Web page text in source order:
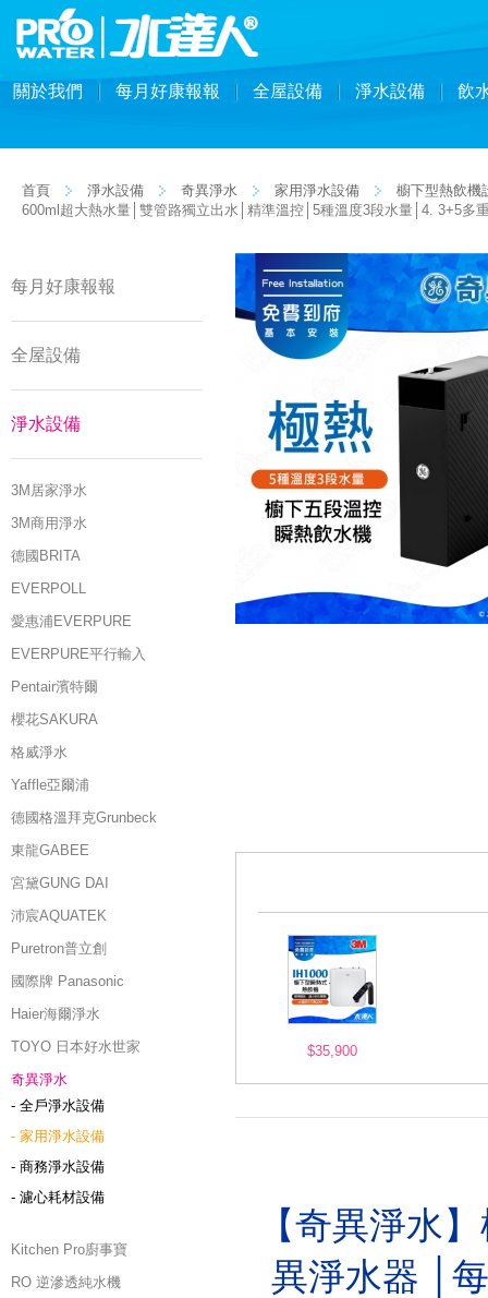
關於我們 每月好康報報 全屋設備 淨水設備 飲
首頁 淨水設備 奇異淨水 家用淨水設備
櫥下型熱飲機
600ml超大熱水量│雙管路獨立出水│精準溫控│5種溫度3段水量│4. 3+5多
每月好康報報
全屋設備
淨水設備
3M居家淨水
3M商用淨水
德國BRITA
EVERPOLL
愛惠浦EVERPURE
EVERPURE平行輸入
Pentair濱特爾
櫻花SAKURA
格威淨水
Yaffle亞爾浦
德國格溫拜克Grunbeck
東龍GABEE
宮黛GUNG DAI
沛宸AQUATEK
Puretron普立創
國際牌 Panasonic
Haier海爾淨水
TOYO 日本好水世家
奇異淨水
- 全戶淨水設備
- 家用淨水設備
- 商務淨水設備
- 濾心耗材設備
Kitchen Pro廚事寶
RO 逆滲透純水機
$35,900
【奇異淨水
異淨水器 │